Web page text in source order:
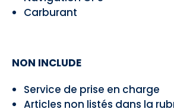
Carburant
NON INCLUDE
Service de prise en charge
Articles non listés dans la